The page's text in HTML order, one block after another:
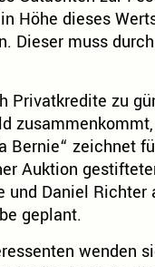
Höhe dieses
Dieser muss
Privatkredite zu
Bernie“ zeichnet
Auktion
Daniel Richter
geplant.
wenden